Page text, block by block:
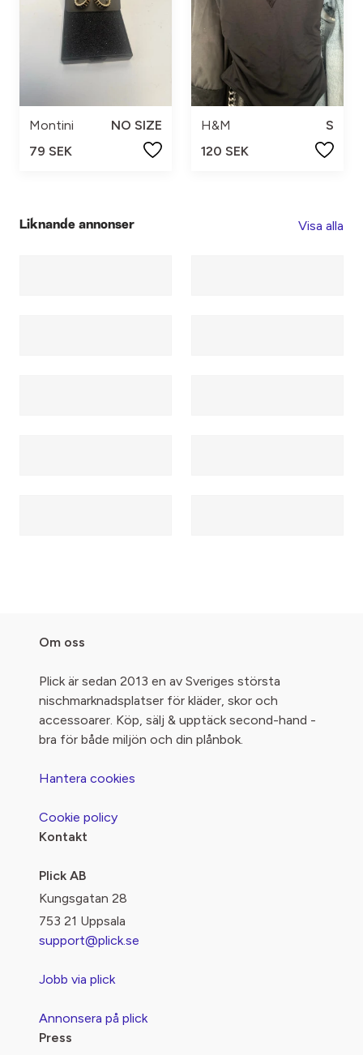
Montini
NO SIZE
79 SEK
H&M
S
120 SEK
Liknande annonser Visa alla
Om oss
Plick är sedan 2013 en av Sveriges största
nischmarknadsplatser för kläder, skor och
accessoarer. Köp, sälj & upptäck second-hand -
bra för både miljön och din plånbok.
Hantera cookies
Cookie policy
Kontakt
Plick AB
Kungsgatan 28
753 21 Uppsala
support@plick.se
Jobb via plick
Annonsera på plick
Press